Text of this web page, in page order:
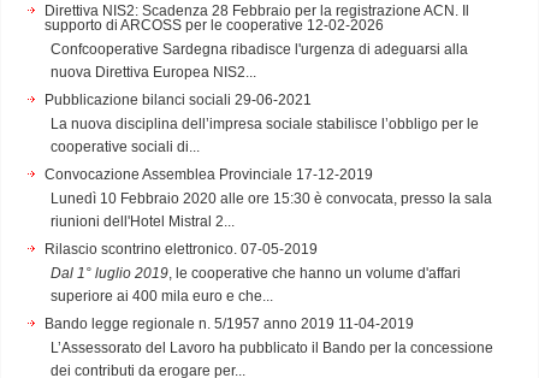
Direttiva NIS2: Scadenza 28 Febbraio per la registrazione ACN. Il
supporto di ARCOSS per le cooperative 12-02-2026
Confcooperative Sardegna ribadisce l'urgenza di adeguarsi alla
nuova Direttiva Europea NIS2...
Pubblicazione bilanci sociali 29-06-2021
La nuova disciplina dell’impresa sociale stabilisce l’obbligo per le
cooperative sociali di...
Convocazione Assemblea Provinciale 17-12-2019
Lunedì 10 Febbraio 2020 alle ore 15:30 è convocata, presso la sala
riunioni dell'Hotel Mistral 2...
Rilascio scontrino elettronico. 07-05-2019
Dal 1° luglio 2019 , le cooperative che hanno un volume d'affari
superiore ai 400 mila euro e che...
Bando legge regionale n. 5/1957 anno 2019 11-04-2019
L’Assessorato del Lavoro ha pubblicato il Bando per la concessione
dei contributi da erogare per...